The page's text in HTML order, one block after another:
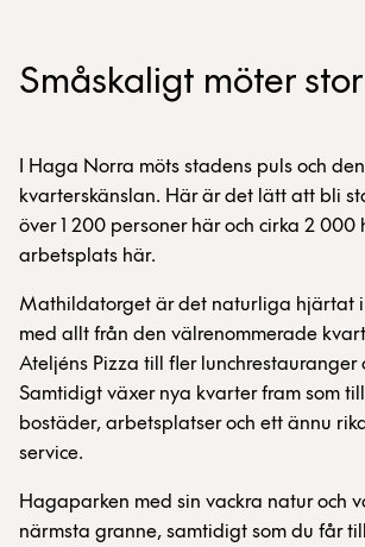
Småskaligt möter
I Haga Norra möts stadens puls och
kvarterskänslan. Här är det lätt att bli
över 1 200 personer här och cirka 2 000
arbetsplats här.
Mathildatorget är det naturliga hjärtat
med allt från den välrenommerade
Ateljéns Pizza till fler lunchrestauranger
Samtidigt växer nya kvarter fram som
bostäder, arbetsplatser och ett ännu
service.
Hagaparken med sin vackra natur och
närmsta granne, samtidigt som du får